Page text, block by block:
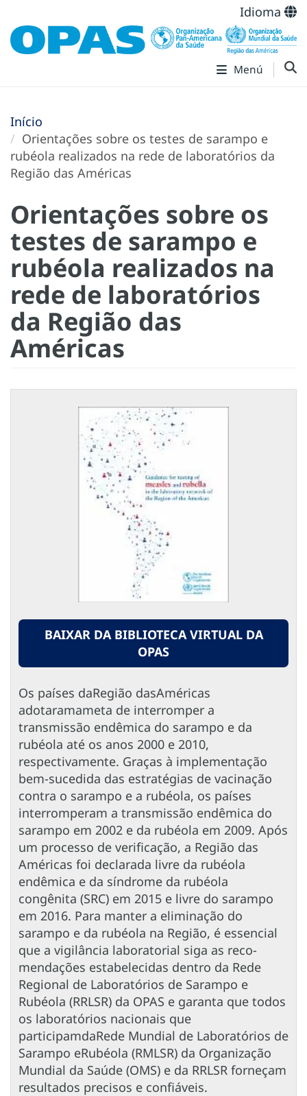
Idioma
Menú
Início
Orientações sobre os testes de sarampo e
rubéola realizados na rede de laboratórios da
Região das Américas
Orientações sobre os
testes de sarampo e
rubéola realizados na
rede de laboratórios
da Região das
Américas
BAIXAR DA BIBLIOTECA VIRTUAL DA
OPAS
Os países daRegião dasAméricas
adotaramameta de interromper a
transmissão endêmica do sarampo e da
rubéola até os anos 2000 e 2010,
respectivamente. Graças à implementação
bem-sucedida das estratégias de vacinação
contra o sarampo e a rubéola, os países
interromperam a transmissão endêmica do
sarampo em 2002 e da rubéola em 2009. Após
um processo de verificação, a Região das
Américas foi declarada livre da rubéola
endêmica e da síndrome da rubéola
congênita (SRC) em 2015 e livre do sarampo
em 2016. Para manter a eliminação do
sarampo e da rubéola na Região, é essencial
que a vigilância laboratorial siga as reco-
mendações estabelecidas dentro da Rede
Regional de Laboratórios de Sarampo e
Rubéola (RRLSR) da OPAS e garanta que todos
os laboratórios nacionais que
participamdaRede Mundial de Laboratórios de
Sarampo eRubéola (RMLSR) da Organização
Mundial da Saúde (OMS) e da RRLSR forneçam
resultados precisos e confiáveis.